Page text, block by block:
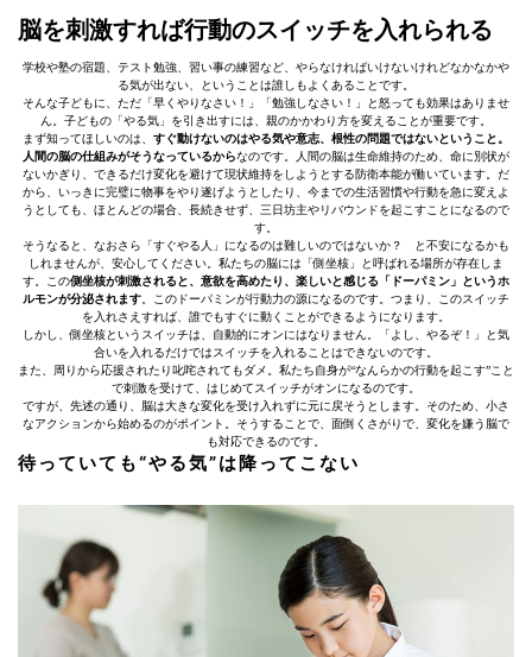
脳を刺激すれば行動のスイッチを入れられる
学校や塾の宿題、テスト勉強、習い事の練習など、やらなければいけないけれどなかなかや
る気が出ない、ということは誰しもよくあることです。
そんな子どもに、ただ「早くやりなさい！」「勉強しなさい！」と怒っても効果はありませ
ん。子どもの「やる気」を引き出すには、親のかかわり方を変えることが重要です。
まず知ってほしいのは、 すぐ動けないのはやる気や意志、根性の問題ではないということ。
人間の脳の仕組みがそうなっているからなのです。人間の脳は生命維持のため、命に別状が
ないかぎり、できるだけ変化を避けて現状維持をしようとする防衛本能が働いています。だ
から、いっきに完璧に物事をやり遂げようとしたり、今までの生活習慣や行動を急に変えよ
うとしても、ほとんどの場合、長続きせず、三日坊主やリバウンドを起こすことになるので
す。
そうなると、なおさら「すぐやる人」になるのは難しいのではないか？ と不安になるかも
しれませんが、安心してください。私たちの脳には「側坐核」と呼ばれる場所が存在しま
す。この側坐核が刺激されると、意欲を高めたり、楽しいと感じる「ドーパミン」というホ
ルモンが分泌されます 。このドーパミンが行動力の源になるのです。つまり、このスイッチ
を入れさえすれば、誰でもすぐに動くことができるようになります。
しかし、側坐核というスイッチは、自動的にオンにはなりません。「よし、やるぞ！」と気
合いを入れるだけではスイッチを入れることはできないのです。
また、周りから応援されたり叱咤されてもダメ。私たち自身が“なんらかの行動を起こす”こと
で刺激を受けて、はじめてスイッチがオンになるのです。
ですが、先述の通り、脳は大きな変化を受け入れずに元に戻そうとします。そのため、小さ
なアクションから始めるのがポイント。そうすることで、面倒くさがりで、変化を嫌う脳で
も対応できるのです。
待っていても“やる気”は降ってこない